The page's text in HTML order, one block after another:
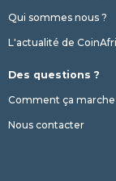
Qui sommes nous ?
L'actualité de
Des questions ?
Comment ça marche
Nous contacter